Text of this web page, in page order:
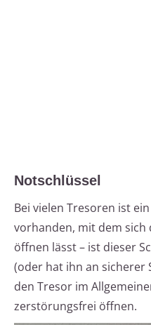
Notschlüssel
Bei vielen Tresoren ist
vorhanden, mit dem
öffnen lässt – ist dieser
(oder hat ihn an sicherer
den Tresor im
zerstörungsfrei öffnen.